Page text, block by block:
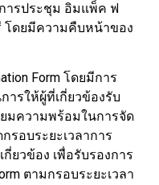
ารประชุม อิมแพ็ค ฟ
โดยมีความคืบหน้าของ
Form โดยมีการ
ารให้ผู้ที่เกี่ยวข้องรับ
ยมความพร้อมในการจัด
รอบระยะเวลาการ
ยวข้อง เพื่อรับรองการ
ตามกรอบระยะเวลา